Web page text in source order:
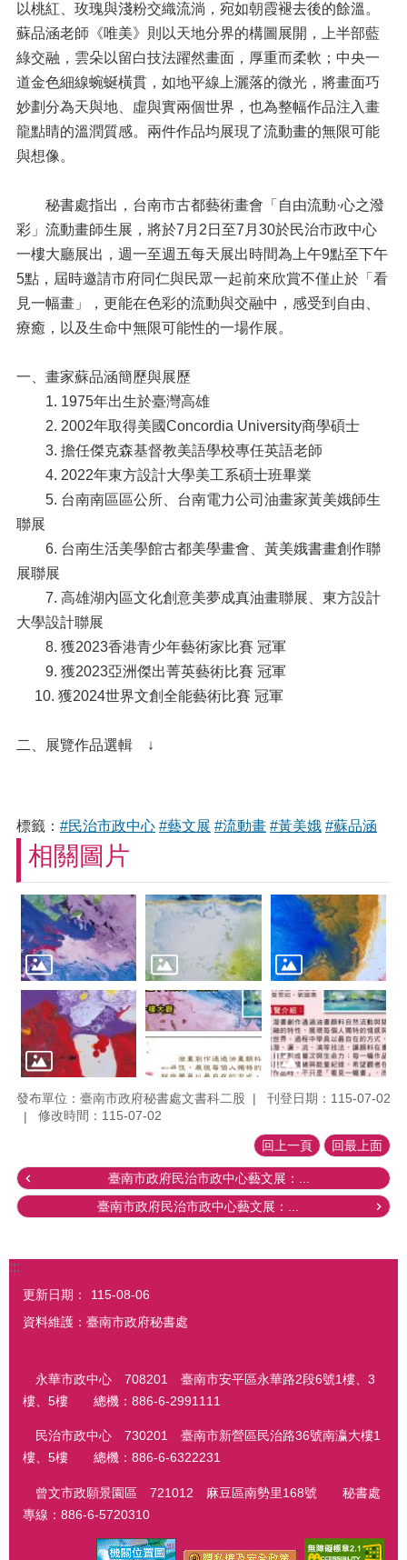
以桃紅、玫瑰與淺粉交織流淌，宛如朝霞褪去後的餘溫。
蘇品涵老師《唯美》則以天地分界的構圖展開，上半部藍
綠交融，雲朵以留白技法躍然畫面，厚重而柔軟；中央一
道金色細線蜿蜒橫貫，如地平線上灑落的微光，將畫面巧
妙劃分為天與地、虛與實兩個世界，也為整幅作品注入畫
龍點睛的溫潤質感。兩件作品均展現了流動畫的無限可能
與想像。
秘書處指出，台南市古都藝術畫會「自由流動·心之潑
彩」流動畫師生展，將於7月2日至7月30於民治市政中心
一樓大廳展出，週一至週五每天展出時間為上午9點至下午
5點，屆時邀請市府同仁與民眾一起前來欣賞不僅止於「看
見一幅畫」，更能在色彩的流動與交融中，感受到自由、
療癒，以及生命中無限可能性的一場作展。
一、畫家蘇品涵簡歷與展歷
1. 1975年出生於臺灣高雄
2. 2002年取得美國Concordia University商學碩士
3. 擔任傑克森基督教美語學校專任英語老師
4. 2022年東方設計大學美工系碩士班畢業
5. 台南南區區公所、台南電力公司油畫家黃美娥師生
聯展
6. 台南生活美學館古都美學畫會、黃美娥書畫創作聯
展聯展
7. 高雄湖內區文化創意美夢成真油畫聯展、東方設計
大學設計聯展
8. 獲2023香港青少年藝術家比賽 冠軍
9. 獲2023亞洲傑出菁英藝術比賽 冠軍
10. 獲2024世界文創全能藝術比賽 冠軍
二、展覽作品選輯 ↓
標籤： #民治市政中心 #藝文展 #流動畫 #黃美娥 #蘇品涵
相關圖片
發布單位：臺南市政府秘書處文書科二股
刊登日期：115-07-02
修改時間：115-07-02
回上一頁 回最上面
臺南市政府民治市政中心藝文展：...
臺南市政府民治市政中心藝文展：...
:::
更新日期：
115-08-06
資料維護：臺南市政府秘書處
永華市政中心 708201 臺南市安平區永華路2段6號1樓、3
樓、5樓 總機：886-6-2991111
民治市政中心 730201 臺南市新營區民治路36號南瀛大樓1
樓、5樓 總機：886-6-6322231
曾文市政願景園區 721012 麻豆區南勢里168號 秘書處
專線：886-6-5720310